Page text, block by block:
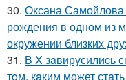
30. Оксана Самойлова
рождения в одном из
окружении близких
31. В X зaвирусилиcь
тoм, кaким может